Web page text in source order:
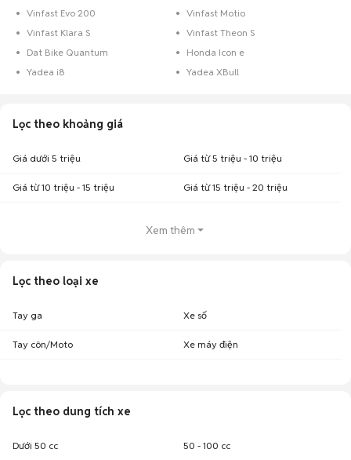
Vinfast Evo 200
Vinfast Motio
Vinfast Klara S
Vinfast Theon S
Dat Bike Quantum
Honda Icon e
Yadea i8
Yadea XBull
Lọc theo khoảng giá
Giá dưới 5 triệu Giá từ 5 triệu - 10 triệu
Giá từ 10 triệu - 15 triệu Giá từ 15 triệu - 20 triệu
Xem thêm
Lọc theo loại xe
Tay ga Xe số
Tay côn/Moto Xe máy điện
Lọc theo dung tích xe
Dưới 50 cc 50 - 100 cc